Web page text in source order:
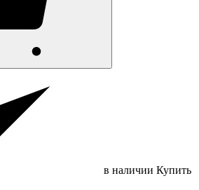
в наличии Купить